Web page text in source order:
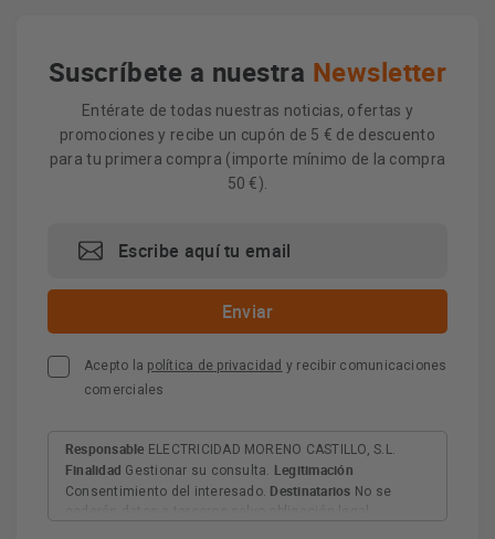
Suscríbete a nuestra Newsletter
Entérate de todas nuestras noticias, ofertas y
promociones y recibe un cupón de 5 € de descuento
para tu primera compra (importe mínimo de la compra
50 €).
Acepto la política de privacidad y recibir comunicaciones
comerciales
Responsable ELECTRICIDAD MORENO CASTILLO, S.L.
Finalidad Gestionar su consulta. Legitimación
Consentimiento del interesado. Destinatarios No se